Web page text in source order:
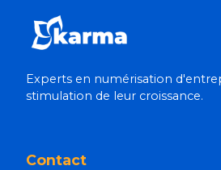
Experts en numérisation
stimulation de leur croissance.
Contact